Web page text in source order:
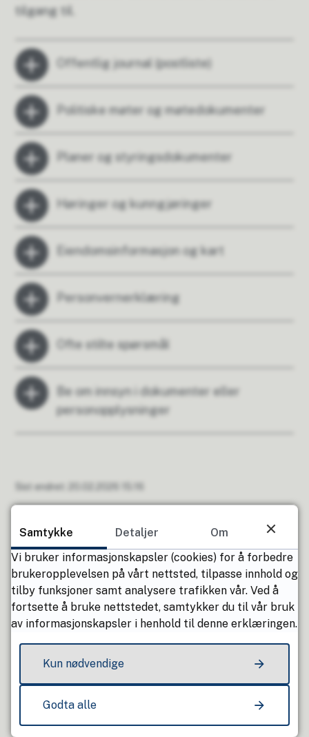
tilgang til.
Offentlig journal (postliste)
Politiske møter og møtedokumenter
Planer og styringsdokumenter
Høringer og kunngjøringer
Eiendomsinformasjon og kart
Personvernerklæring
Ofte stilte spørsmål
Be om innsyn i dokumenter eller
personopplysninger
Sist endret
Kontaktinformasjon
Magne Vassli
Saksbehandler/arkivansvarlig
E-post Send e-post
Mobil 94 83 58 03
Samtykke Detaljer
Om
Vi bruker informasjonskapsler (cookies) for å forbedre
brukeropplevelsen på vårt nettsted, tilpasse innhold og
tilby funksjoner samt analysere trafikken vår. Ved å
fortsette å bruke nettstedet, samtykker du til vår bruk
av informasjonskapsler i henhold til denne erklæringen.
Kun nødvendige
Godta alle